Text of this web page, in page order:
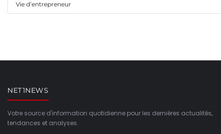
Vie d’entrepreneur
NET1NEWS
Votre source d'information quotidienne pour les dernières actualités,
tendances et analyses.